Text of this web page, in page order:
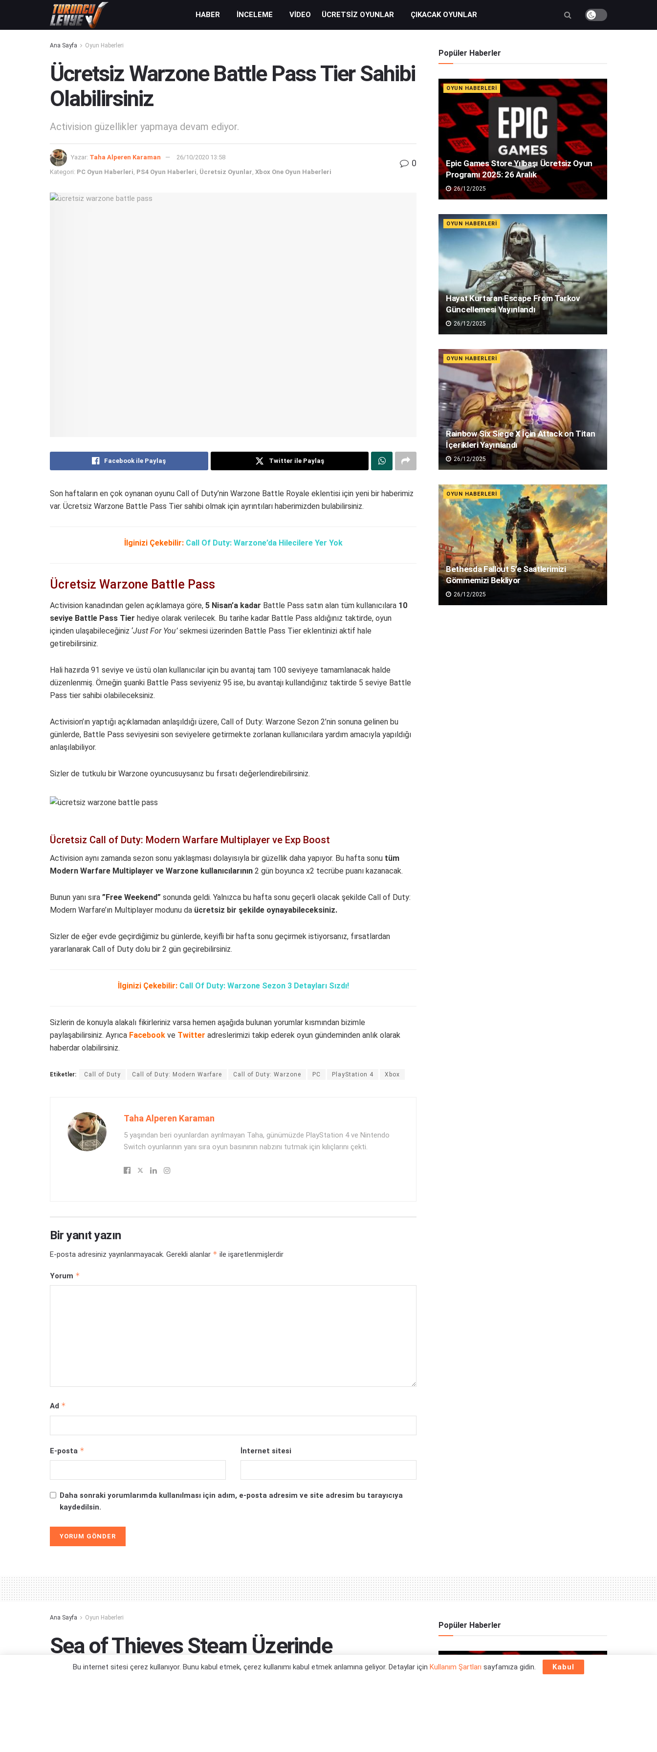
HABER İNCELEME VIDEO ÜCRETSIZ OYUNLAR ÇIKACAK OYUNLAR
Ana Sayfa Oyun Haberleri
Ücretsiz Warzone Battle Pass Tier Sahibi
Olabilirsiniz
Activision güzellikler yapmaya devam ediyor.
Yazar: Taha Alperen Karaman 26/10/2020 13:58
Kategori: PC Oyun Haberleri, PS4 Oyun Haberleri, Ücretsiz Oyunlar, Xbox One Oyun Haberleri
0
Facebook ile Paylaş Twitter ile Paylaş
Son haftaların en çok oynanan oyunu Call of Duty’nin Warzone Battle Royale eklentisi için yeni bir haberimiz
var. Ücretsiz Warzone Battle Pass Tier sahibi olmak için ayrıntıları haberimizden bulabilirsiniz.
İlginizi Çekebilir:Call Of Duty: Warzone’da Hilecilere Yer Yok
Ücretsiz Warzone Battle Pass
Activision kanadından gelen açıklamaya göre, 5 Nisan’a kadar Battle Pass satın alan tüm kullanıcılara 10
seviye Battle Pass Tier hediye olarak verilecek. Bu tarihe kadar Battle Pass aldığınız taktirde, oyun
içinden ulaşabileceğiniz ‘Just For You’sekmesi üzerinden Battle Pass Tier eklentinizi aktif hale
getirebilirsiniz.
Hali hazırda 91 seviye ve üstü olan kullanıcılar için bu avantaj tam 100 seviyeye tamamlanacak halde
düzenlenmiş. Örneğin şuanki Battle Pass seviyeniz 95 ise, bu avantajı kullandığınız taktirde 5 seviye Battle
Pass tier sahibi olabileceksiniz.
Activision’ın yaptığı açıklamadan anlaşıldığı üzere, Call of Duty: Warzone Sezon 2’nin sonuna gelinen bu
günlerde, Battle Pass seviyesini son seviyelere getirmekte zorlanan kullanıcılara yardım amacıyla yapıldığı
anlaşılabiliyor.
Sizler de tutkulu bir Warzone oyuncusuysanız bu fırsatı değerlendirebilirsiniz.
Ücretsiz Call of Duty: Modern Warfare Multiplayer ve Exp Boost
Activision aynı zamanda sezon sonu yaklaşması dolayısıyla bir güzellik daha yapıyor. Bu hafta sonu tüm
Modern Warfare Multiplayer ve Warzone kullanıcılarının 2 gün boyunca x2 tecrübe puanı kazanacak.
Bunun yanı sıra ”Free Weekend” sonunda geldi. Yalnızca bu hafta sonu geçerli olacak şekilde Call of Duty:
Modern Warfare’ın Multiplayer modunu da ücretsiz bir şekilde oynayabileceksiniz.
Sizler de eğer evde geçirdiğimiz bu günlerde, keyifli bir hafta sonu geçirmek istiyorsanız, fırsatlardan
yararlanarak Call of Duty dolu bir 2 gün geçirebilirsiniz.
İlginizi Çekebilir:Call Of Duty: Warzone Sezon 3 Detayları Sızdı!
Sizlerin de konuyla alakalı fikirleriniz varsa hemen aşağıda bulunan yorumlar kısmından bizimle
paylaşabilirsiniz. Ayrıca Facebook ve Twitter adreslerimizi takip ederek oyun gündeminden anlık olarak
haberdar olabilirsiniz.
Etiketler: Call of Duty Call of Duty: Modern Warfare Call of Duty: Warzone PC PlayStation 4 Xbox
Taha Alperen Karaman
5 yaşından beri oyunlardan ayrılmayan Taha, günümüzde PlayStation 4 ve Nintendo
Switch oyunlarının yanı sıra oyun basınının nabzını tutmak için kılıçlarını çekti.
Bir yanıt yazın
E-posta adresiniz yayınlanmayacak. Gerekli alanlar * ile işaretlenmişlerdir
Yorum *
Ad *
E-posta * İnternet sitesi
Daha sonraki yorumlarımda kullanılması için adım, e-posta adresim ve site adresim bu tarayıcıya
kaydedilsin.
Popüler Haberler
OYUN HABERLERI
Epic Games Store Yılbaşı Ücretsiz Oyun
Programı 2025: 26 Aralık
26/12/2025
OYUN HABERLERI
Hayat Kurtaran Escape From Tarkov
Güncellemesi Yayınlandı
26/12/2025
OYUN HABERLERI
Rainbow Six Siege X İçin Attack on Titan
İçerikleri Yayınlandı
26/12/2025
OYUN HABERLERI
Bethesda Fallout 5’e Saatlerimizi
Gömmemizi Bekliyor
26/12/2025
Ana Sayfa Oyun Haberleri
Sea of Thieves Steam Üzerinde
Yayınlanacak
Popüler Haberler
Bu internet sitesi çerez kullanıyor. Bunu kabul etmek, çerez kullanımı kabul etmek anlamına geliyor. Detaylar için Kullanım Şartları sayfamıza gidin. Kabul